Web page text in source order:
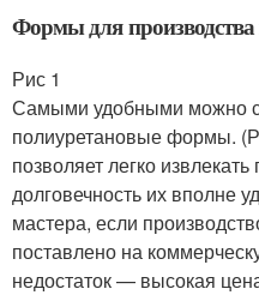
Формы для
Рис 1
Самыми удобными можно
полиуретановые формы.
позволяет легко
долговечность их вполне
мастера, если
поставлено на
недостаток — высокая